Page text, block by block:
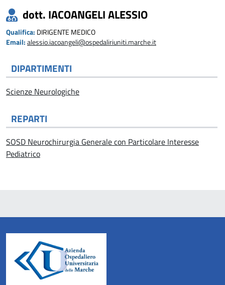
dott. IACOANGELI ALESSIO
Qualifica: DIRIGENTE MEDICO
Email: alessio.iacoangeli@ospedaliriuniti.marche.it
DIPARTIMENTI
Scienze Neurologiche
REPARTI
SOSD Neurochirurgia Generale con Particolare Interesse
Pediatrico